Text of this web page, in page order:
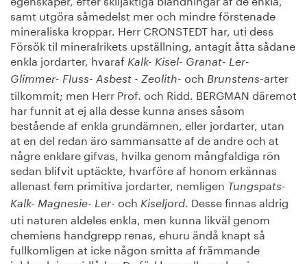
samt utgöra såmedelst mer och mindre förstenade
mineraliska kroppar. Herr CRONSTEDT har, uti dess
Försök til mineralrikets upställning, antagit åtta sådane
enkla jordarter, hvaraf Kalk- Kisel- Granat- Ler-
Glimmer- Fluss- Asbest - Zeolith- och Brunstens-arter
tilkommit; men Herr Prof. och Ridd. BERGMAN däremot
har funnit at ej alla desse kunna anses såsom
bestående af enkla grundämnen, eller jordarter, utan
at en del redan äro sammansatte af de andre och at
någre enklare gifvas, hvilka genom mångfaldiga rön
sedan blifvit uptäckte, hvarföre af honom erkännas
allenast fem primitiva jordarter, nemligen Tungspats-
Kalk- Magnesie- Ler- och Kiseljord. Desse finnas aldrig
uti naturen aldeles enkla, men kunna likväl genom
chemiens handgrepp renas, ehuru ändå knapt så
fullkomligen at icke någon smitta af främmande